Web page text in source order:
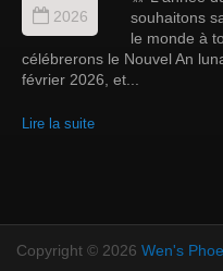
2026
souhaitons
le monde à
célébrerons le Nouvel An
février 2026, et...
Lire la suite
Copyright © 2026 Wen's